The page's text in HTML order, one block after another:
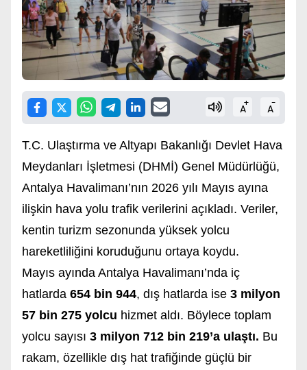
A+ A-
T.C. Ulaştırma ve Altyapı Bakanlığı Devlet Hava
Meydanları İşletmesi (DHMİ) Genel Müdürlüğü,
Antalya Havalimanı’nın 2026 yılı Mayıs ayına
ilişkin hava yolu trafik verilerini açıkladı. Veriler,
kentin turizm sezonunda yüksek yolcu
hareketliliğini koruduğunu ortaya koydu.
Mayıs ayında Antalya Havalimanı’nda iç
hatlarda 654 bin 944, dış hatlarda ise 3 milyon
57 bin 275 yolcu hizmet aldı. Böylece toplam
yolcu sayısı 3 milyon 712 bin 219’a ulaştı. Bu
rakam, özellikle dış hat trafiğinde güçlü bir